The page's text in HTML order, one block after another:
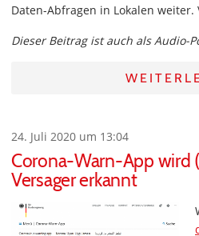
Daten-Abfragen in Lokalen weiter.
Dieser Beitrag ist auch als Audio-
24. Juli 2020 um 13:04
Corona-Warn-App wird
Versager erkannt